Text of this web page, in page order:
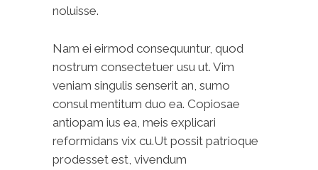
noluisse.
Nam ei eirmod consequuntur, quod
nostrum consectetuer usu ut. Vim
veniam singulis senserit an, sumo
consul mentitum duo ea. Copiosae
antiopam ius ea, meis explicari
reformidans vix cu.Ut possit patrioque
prodesset est, vivendum